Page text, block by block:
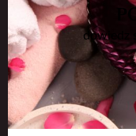
dowiedz